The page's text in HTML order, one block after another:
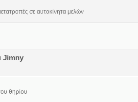
σε αυτοκίνητα μελών
Jimny
θηρίου